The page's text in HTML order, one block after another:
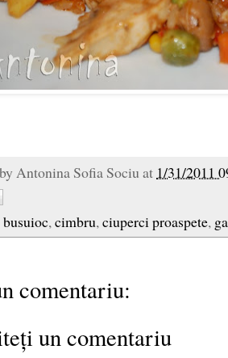
Antonina Sofia Sociu at 1/31/2011
busuioc,cimbru,ciuperci proaspete,
comentariu:
un comentariu